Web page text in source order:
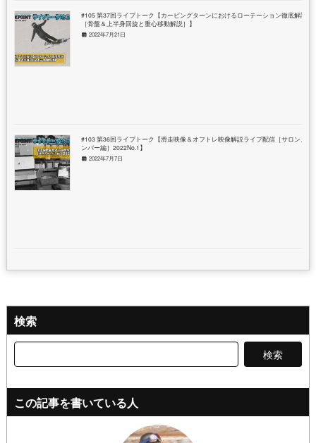
#105 第37回ライブトーク【カービングターンにおけるローテーション徹底解説
［骨盤＆上半身回旋と重心移動解説］】
2022年7月21日
#103 第36回ライブトーク【滑走映像＆オフトレ映像解説ライブ配信［サロンメ
ンバー編］2022No.1】
2022年7月7日
検索
この記事を書いている人